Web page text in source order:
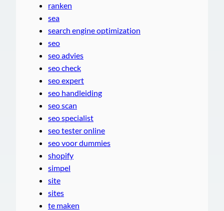
ranken
sea
search engine optimization
seo
seo advies
seo check
seo expert
seo handleiding
seo scan
seo specialist
seo tester online
seo voor dummies
shopify
simpel
site
sites
te maken